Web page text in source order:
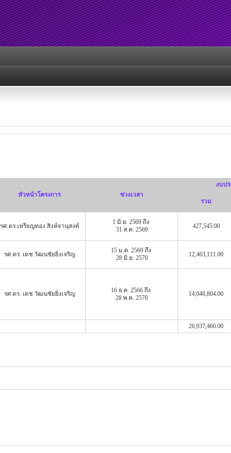
หัวหน้าโครงการ ช่วงเวลา
งบป
รวม
รศ.ดร.เหรียญทอง สิงห์จานุสงค์
1 มิ.ย. 2569 ถึง
31 ส.ค. 2569
427,545.00
รศ.ดร. เดช วัฒนชัยยิ่งเจริญ
15 ม.ค. 2569 ถึง
28 มิ.ย. 2570
12,463,111.00
รศ.ดร. เดช วัฒนชัยยิ่งเจริญ
16 ธ.ค. 2566 ถึง
28 พ.ค. 2570
14,046,804.00
26,937,460.00